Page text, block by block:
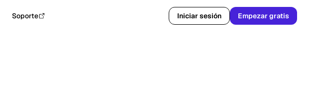
Soporte Iniciar sesión Empezar gratis